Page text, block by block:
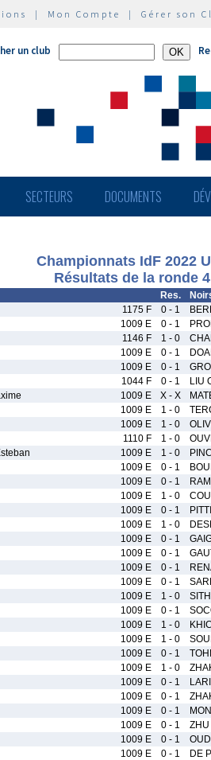
| Mon Compte | Gérer son
un club
SECTEURS DOCUMENTS
Championnats IdF 2022
Résultats de la ronde 4
Res.
1175 F 0 - 1
1009 E 0 - 1
1146 F 1 - 0
1009 E 0 - 1
1009 E 0 - 1
1044 F 0 - 1 LIU
1009 E X - X
1009 E 1 - 0
1009 E 1 - 0
1110 F 1 - 0
1009 E 1 - 0
1009 E 0 - 1
1009 E 0 - 1
1009 E 1 - 0
1009 E 0 - 1
1009 E 1 - 0
1009 E 0 - 1
1009 E 0 - 1
1009 E 0 - 1
1009 E 0 - 1
1009 E 1 - 0
1009 E 0 - 1
1009 E 1 - 0
1009 E 1 - 0
1009 E 0 - 1
1009 E 1 - 0
1009 E 0 - 1
1009 E 0 - 1
1009 E 0 - 1
1009 E 0 - 1
1009 E 0 - 1
1009 E 0 - 1 DE